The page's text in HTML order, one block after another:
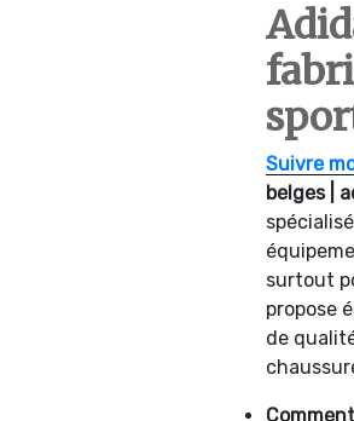
Suivre
belges |
surtout
propose
de